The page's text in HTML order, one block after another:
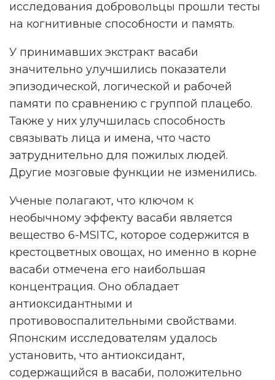
исследования добровольцы прошли тесты
на когнитивные способности и память.
У принимавших экстракт васаби
значительно улучшились показатели
эпизодической, логической и рабочей
памяти по сравнению с группой плацебо.
Также у них улучшилась способность
связывать лица и имена, что часто
затруднительно для пожилых людей.
Другие мозговые функции не изменились.
Ученые полагают, что ключом к
необычному эффекту васаби является
вещество 6-MSITC, которое содержится в
крестоцветных овощах, но именно в корне
васаби отмечена его наибольшая
концентрация. Оно обладает
антиоксидантными и
противовоспалительными свойствами.
Японским исследователям удалось
установить, что антиоксидант,
содержащийся в васаби, положительно